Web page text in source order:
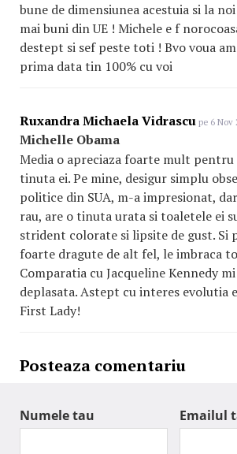
bune de dimensiunea acestuia si la
mai buni din UE ! Michele e f
destept si sef peste toti ! Bvo voua
prima data tin 100% cu voi
Ruxandra Michaela Vidrascu pe 6 Nov
Michelle Obama
Media o apreciaza foarte mult
tinuta ei. Pe mine, desigur simplu
politice din SUA, m-a impresionat,
rau, are o tinuta urata si toaletele ei
strident colorate si lipsite de gust. Si
foarte dragute de alt fel, le imbraca
Comparatia cu Jacqueline Kennedy
deplasata. Astept cu interes evolutia
First Lady!
Posteaza comentariu
Numele tau Emailul